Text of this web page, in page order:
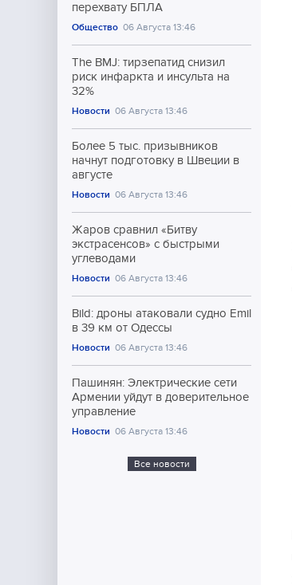
перехвату БПЛА
Общество 06 Августа 13:46
The BMJ: тирзепатид снизил
риск инфаркта и инсульта на
32%
Новости 06 Августа 13:46
Более 5 тыс. призывников
начнут подготовку в Швеции в
августе
Новости 06 Августа 13:46
Жаров сравнил «Битву
экстрасенсов» с быстрыми
углеводами
Новости 06 Августа 13:46
Bild: дроны атаковали судно Emil
в 39 км от Одессы
Новости 06 Августа 13:46
Пашинян: Электрические сети
Армении уйдут в доверительное
управление
Новости 06 Августа 13:46
Все новости